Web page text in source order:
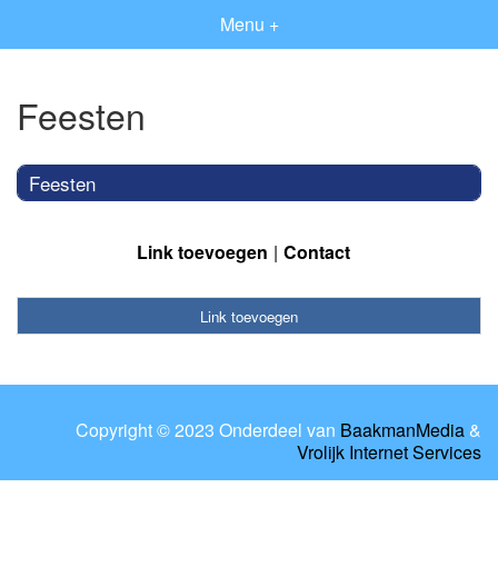
Menu +
Feesten
Feesten
Link toevoegen Contact
Link toevoegen
Copyright © 2023 Onderdeel van BaakmanMedia &
Vrolijk Internet Services